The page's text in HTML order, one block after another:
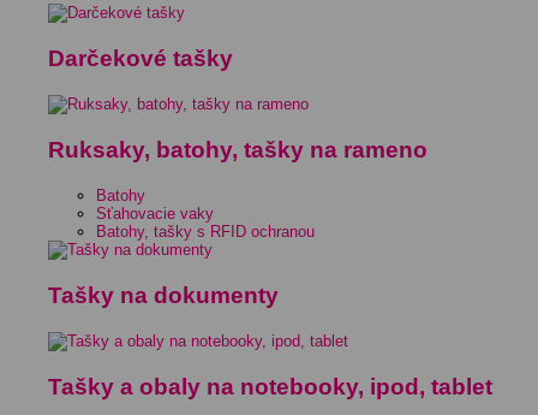
Darčekové tašky
Ruksaky, batohy, tašky na rameno
Batohy
Sťahovacie vaky
Batohy, tašky s RFID ochranou
Tašky na dokumenty
Tašky a obaly na notebooky, ipod, tablet